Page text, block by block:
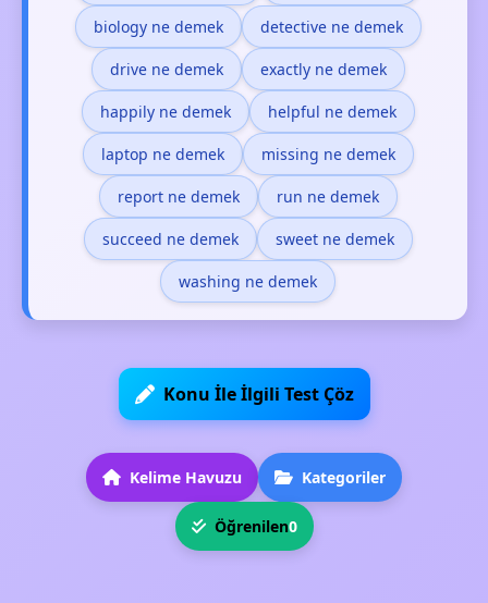
biology ne demek detective ne demek
drive ne demek exactly ne demek
happily ne demek helpful ne demek
laptop ne demek missing ne demek
report ne demek run ne demek
succeed ne demek sweet ne demek
washing ne demek
Konu İle İlgili Test Çöz
Kelime Havuzu Kategoriler
Öğrenilen0